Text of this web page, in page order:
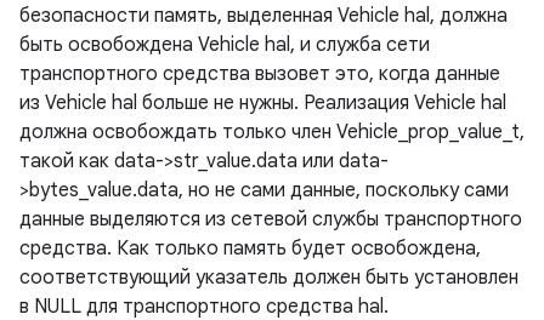
безопасности память, выделенная Vehicle hal, должна
быть освобождена Vehicle hal, и служба сети
транспортного средства вызовет это, когда данные
из Vehicle hal больше не нужны. Реализация Vehicle hal
должна освобождать только член Vehicle_prop_value_t,
такой как data->str_value.data или data-
>bytes_value.data, но не сами данные, поскольку сами
данные выделяются из сетевой службы транспортного
средства. Как только память будет освобождена,
соответствующий указатель должен быть установлен
в NULL для транспортного средства hal.